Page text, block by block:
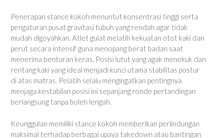
Penerapan stance kokoh menuntut konsentrasi tinggi serta
pengaturan pusat gravitasi tubuh yang rendah agar tidak
mudah digoyahkan. Atlet gulat melatih kekuatan otot kaki dan
perut secara intensif guna menopang berat badan saat
menerima benturan keras. Posisi lutut yang agak menekuk dan
rentang kaki yang ideal menjadi kunci utama stabilitas postur
di atas matras. Pelatih selalu mengingatkan pentingnya
menjaga kestabilan posisi ini sepanjang ronde pertandingan
berlangsung tanpa boleh lengah.
Keunggulan memiliki stance kokoh memberikan perlindungan
maksimal terhadap berbagai upaya takedown atau bantingan